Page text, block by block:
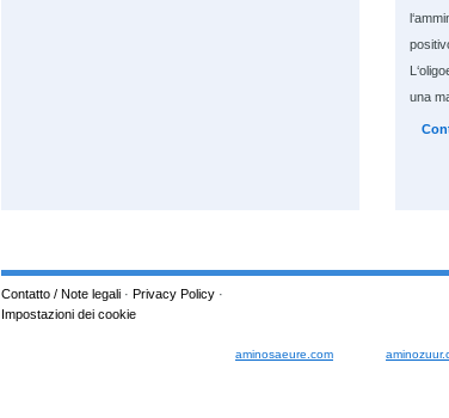
una
Contatto / Note legali · Privacy Policy ·
Impostazioni dei cookie
aminosaeure.com